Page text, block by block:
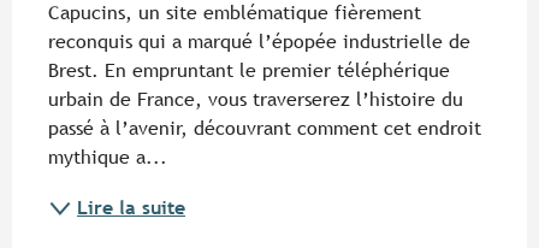
Capucins, un site emblématique fièrement
reconquis qui a marqué l’épopée industrielle de
Brest. En empruntant le premier téléphérique
urbain de France, vous traverserez l’histoire du
passé à l’avenir, découvrant comment cet endroit
mythique a...
Lire la suite